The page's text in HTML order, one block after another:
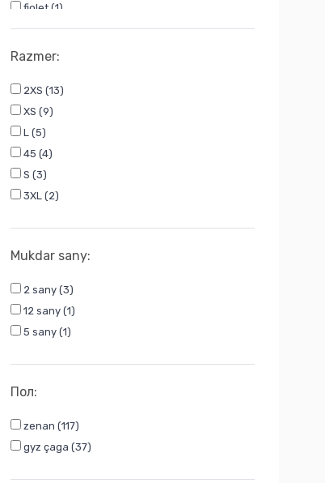
Хан Дайян (1)
TEAYASON (1)
fiolet (1)
bež (1)
Razmer:
2XS (13)
XS (9)
L (5)
45 (4)
S (3)
3XL (2)
Mukdar sany:
2 sany (3)
12 sany (1)
5 sany (1)
Пол:
zenan (117)
gyz çaga (37)